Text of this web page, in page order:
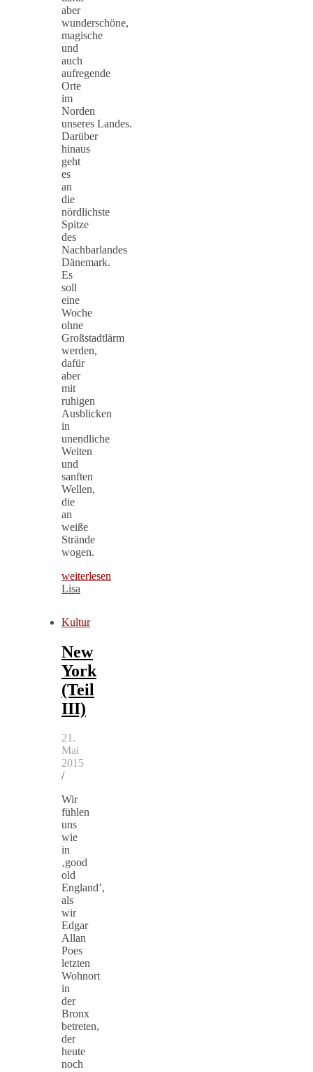
aber
wunderschöne,
magische
und
auch
aufregende
Orte
im
Norden
unseres Landes.
Darüber
hinaus
geht
es
an
die
nördlichste
Spitze
des
Nachbarlandes
Dänemark.
Es
soll
eine
Woche
ohne
Großstadtlärm
werden,
dafür
aber
mit
ruhigen
Ausblicken
in
unendliche
Weiten
und
sanften
Wellen,
die
an
weiße
Strände
wogen.
weiterlesen
Lisa
Kultur
New
York
(Teil
III)
21.
Mai
2015
/
Wir
fühlen
uns
wie
in
‚good
old
England’,
als
wir
Edgar
Allan
Poes
letzten
Wohnort
in
der
Bronx
betreten,
der
heute
noch